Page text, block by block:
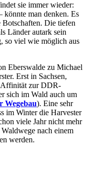
sie immer wieder:
man denken. Es
Botschaften. Die tiefen
Länder autark sein
so viel wie möglich aus
Eberswalde zu Michael
Erst in Sachsen,
Affinität zur DDR-
sich im Wald auch um
Wegebau). Eine sehr
im Winter die Harvester
viele Jahr nicht mehr
nach einem
werden.